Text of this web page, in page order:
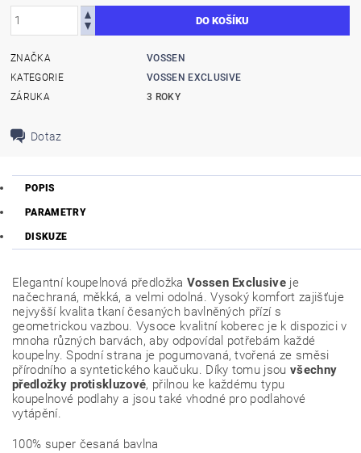
ZNAČKA
VOSSEN
KATEGORIE
VOSSEN EXCLUSIVE
ZÁRUKA
3 ROKY
Dotaz
POPIS
PARAMETRY
DISKUZE
Elegantní koupelnová předložka Vossen Exclusive je
načechraná, měkká, a velmi odolná. Vysoký komfort zajišťuje
nejvyšší kvalita tkaní česaných bavlněných přízí s
geometrickou vazbou. Vysoce kvalitní koberec je k dispozici v
mnoha různých barvách, aby odpovídal potřebám každé
koupelny. Spodní strana je pogumovaná, tvořená ze směsi
přírodního a syntetického kaučuku. Díky tomu jsouvšechny
předložky protiskluzové, přilnou ke každému typu
koupelnové podlahy a jsou také vhodné pro podlahové
vytápění.
100% super česaná bavlna